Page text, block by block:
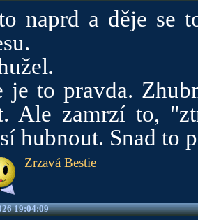
naprd a děje se
je to pravda.
Ale zamrzí to,
hubnout. Snad to
Zrzavá Bestie
19:04:09